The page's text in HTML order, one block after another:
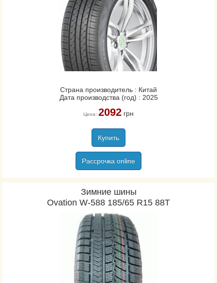
Страна производитель : Китай
Дата производства (год) : 2025
Цена: 2092грн
Купить
Рассрочка online
Зимние шины
Ovation W-588 185/65 R15 88T